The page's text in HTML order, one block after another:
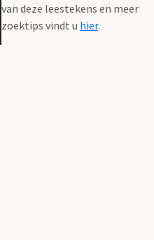
van deze leestekens en meer
zoektips vindt u hier.